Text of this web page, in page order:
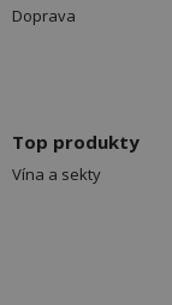
Doprava
Top produkty
Vína a sekty